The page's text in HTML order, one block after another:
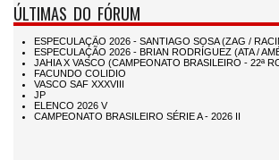
ÚLTIMAS DO FÓRUM